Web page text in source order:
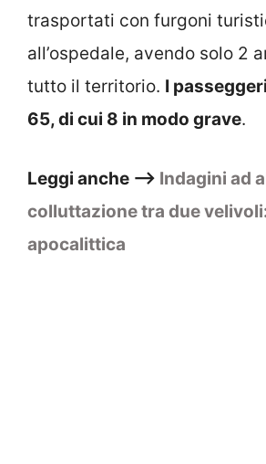
trasportati con furgoni
all’ospedale, avendo solo 2
tutto il territorio. I
65, di cui 8 in modo grave.
Leggi anche –> Indagini ad
colluttazione tra due
apocalittica